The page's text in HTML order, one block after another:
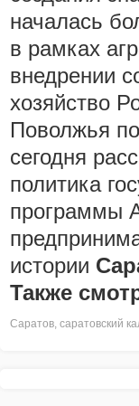
началась
в рамках
внедрении
хозяйство
Поволжья
сегодня
политика
программы
истории
Также
Саратов, саратовский